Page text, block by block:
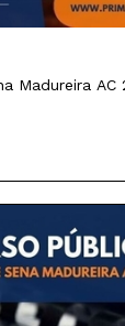
Madureira AC